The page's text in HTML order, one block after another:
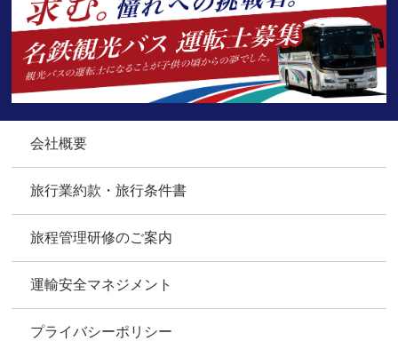
会社概要
旅行業約款・旅行条件書
旅程管理研修のご案内
運輸安全マネジメント
プライバシーポリシー